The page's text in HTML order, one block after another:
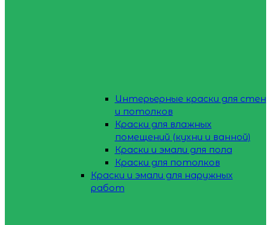
Интерьерные краски для стен
и потолков
Краски для влажных
помещений (кухни и ванной)
Краски и эмали для пола
Краски для потолков
Краски и эмали для наружных
работ